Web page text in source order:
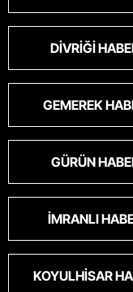
DIVRIĞI
GEMEREK
GÜRÜN
İMRANLI
KOYULHISAR